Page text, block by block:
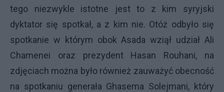
tego niezwykle istotne jest to z kim syryjski
dyktator się spotkał, a z kim nie. Otóż odbyło się
spotkanie w którym obok Asada wziął udział Ali
Chamenei oraz prezydent Hasan Rouhani, na
zdjęciach można było również zauważyć obecność
na spotkaniu generała Ghasema Solejmani, który